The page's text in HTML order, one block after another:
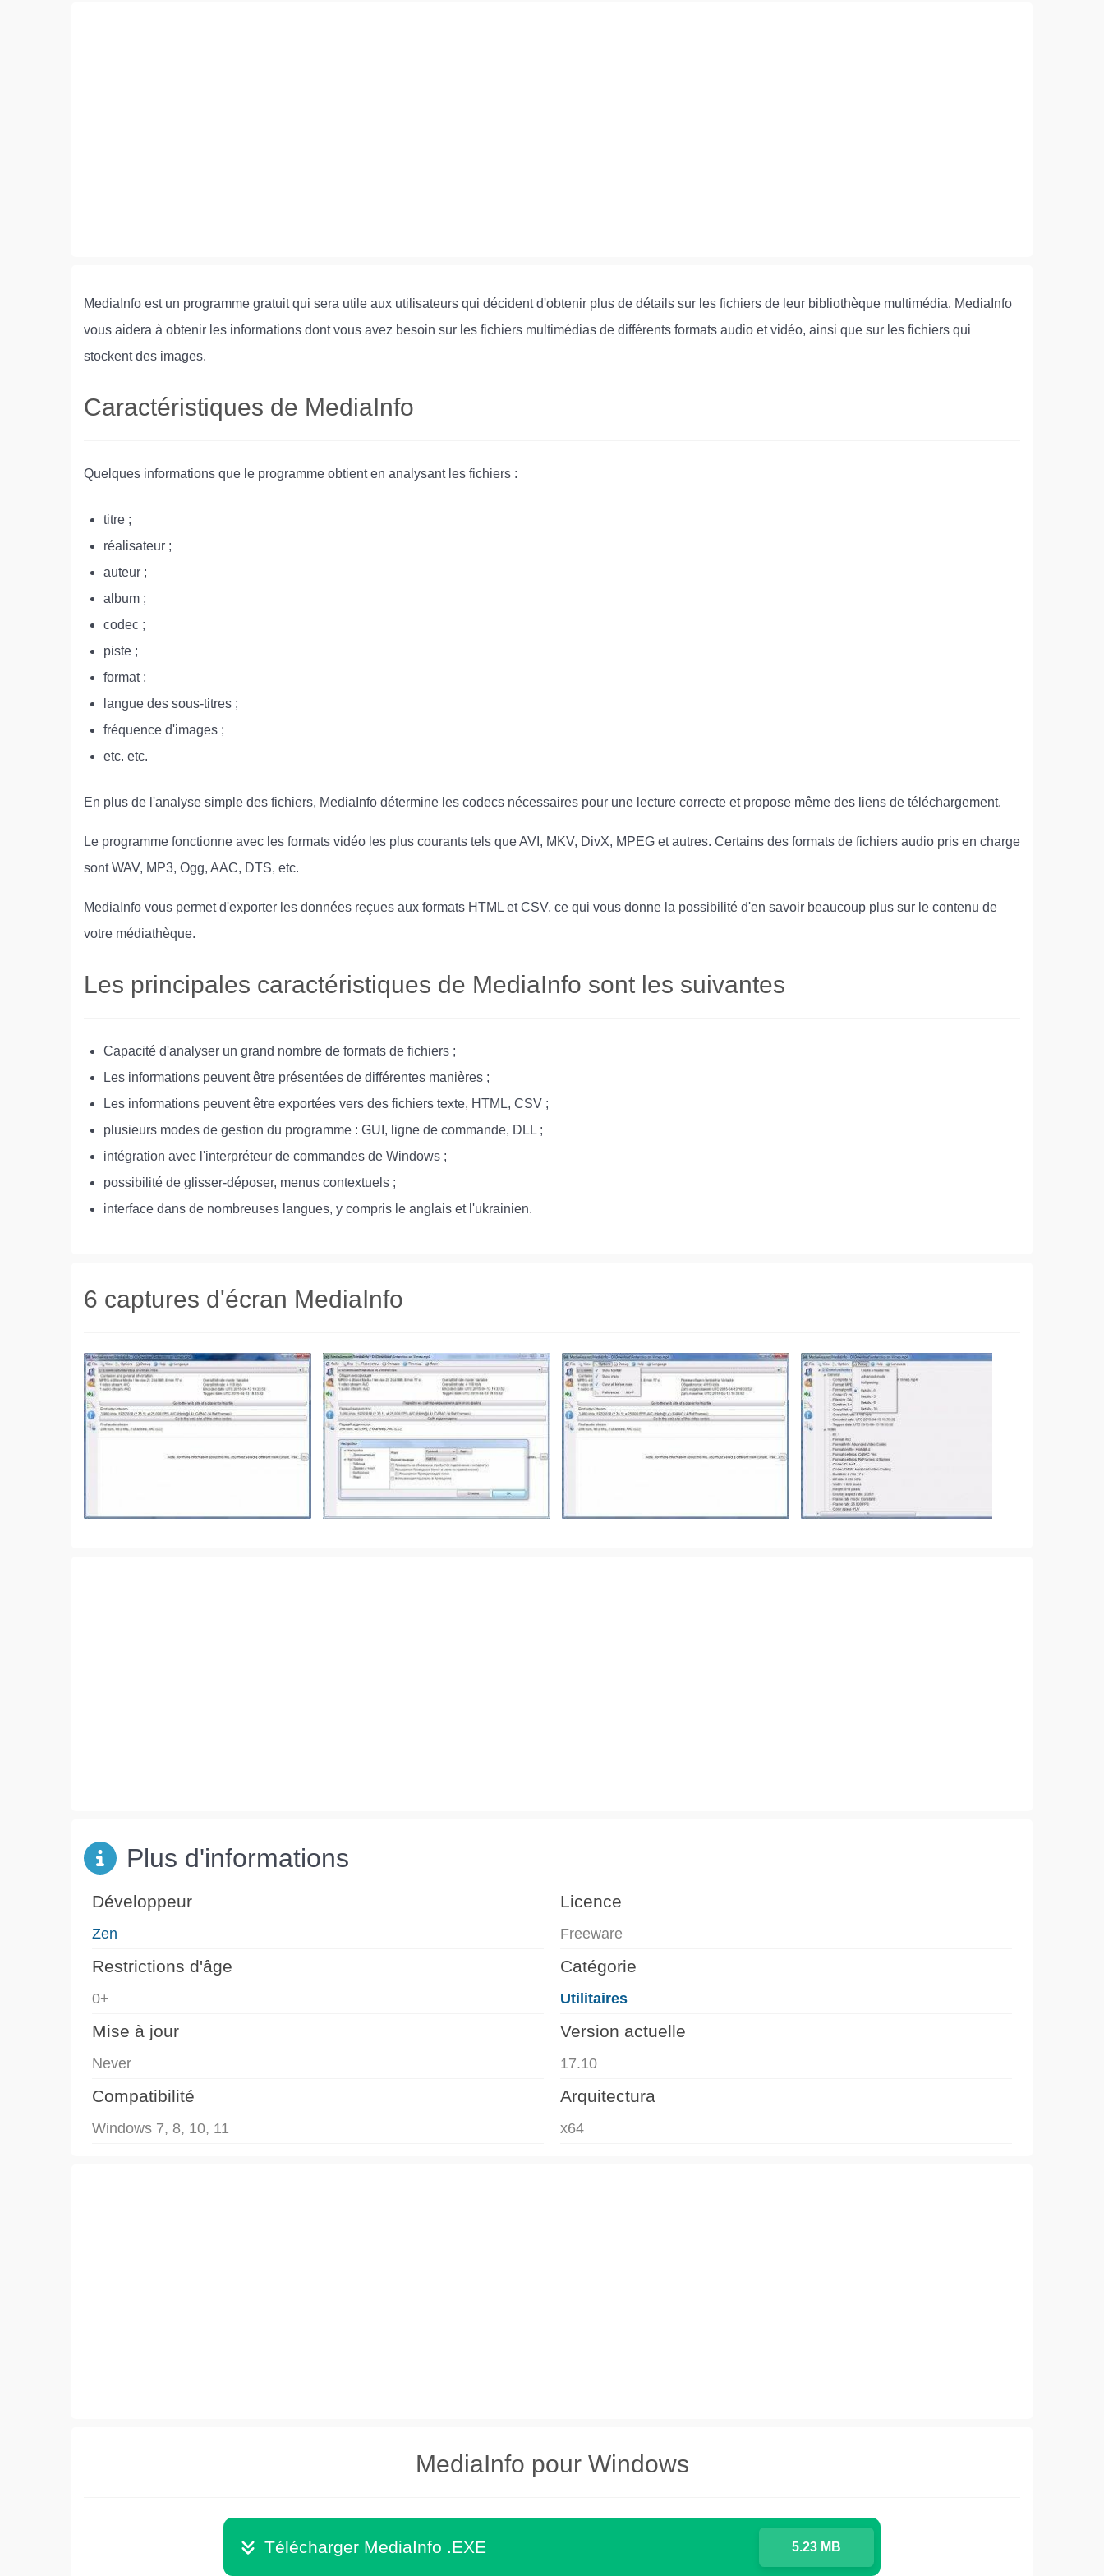
MediaInfo est un programme gratuit qui sera utile aux utilisateurs qui décident d'obtenir plus de détails sur les fichiers de leur bibliothèque multimédia. MediaInfo
vous aidera à obtenir les informations dont vous avez besoin sur les fichiers multimédias de différents formats audio et vidéo, ainsi que sur les fichiers qui
stockent des images.
Caractéristiques de MediaInfo
Quelques informations que le programme obtient en analysant les fichiers :
titre ;
réalisateur ;
auteur ;
album ;
codec ;
piste ;
format ;
langue des sous-titres ;
fréquence d'images ;
etc. etc.
En plus de l'analyse simple des fichiers, MediaInfo détermine les codecs nécessaires pour une lecture correcte et propose même des liens de téléchargement.
Le programme fonctionne avec les formats vidéo les plus courants tels que AVI, MKV, DivX, MPEG et autres. Certains des formats de fichiers audio pris en charge
sont WAV, MP3, Ogg, AAC, DTS, etc.
MediaInfo vous permet d'exporter les données reçues aux formats HTML et CSV, ce qui vous donne la possibilité d'en savoir beaucoup plus sur le contenu de
votre médiathèque.
Les principales caractéristiques de MediaInfo sont les suivantes
Capacité d'analyser un grand nombre de formats de fichiers ;
Les informations peuvent être présentées de différentes manières ;
Les informations peuvent être exportées vers des fichiers texte, HTML, CSV ;
plusieurs modes de gestion du programme : GUI, ligne de commande, DLL ;
intégration avec l'interpréteur de commandes de Windows ;
possibilité de glisser-déposer, menus contextuels ;
interface dans de nombreuses langues, y compris le anglais et l'ukrainien.
6 captures d'écran MediaInfo
Plus d'informations
Développeur
Zen
Licence
Freeware
Restrictions d'âge
0+
Catégorie
Utilitaires
Mise à jour
Never
Version actuelle
17.10
Compatibilité
Windows 7, 8, 10, 11
Arquitectura
x64
MediaInfo pour Windows
Télécharger MediaInfo .EXE 5.23 MB